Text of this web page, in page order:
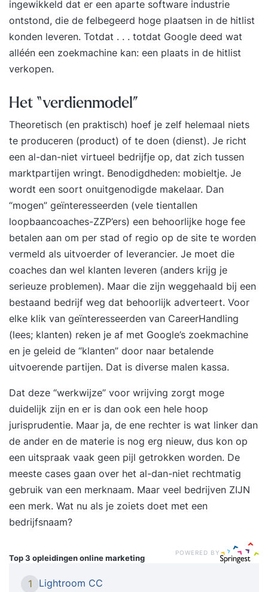
ingewikkeld dat er een aparte software industrie
ontstond, die de felbegeerd hoge plaatsen in de hitlist
konden leveren. Totdat . . . totdat Google deed wat
alléén een zoekmachine kan: een plaats in de hitlist
verkopen.
Het “verdienmodel”
Theoretisch (en praktisch) hoef je zelf helemaal niets
te produceren (product) of te doen (dienst). Je richt
een al-dan-niet virtueel bedrijfje op, dat zich tussen
marktpartijen wringt. Benodigdheden: mobieltje. Je
wordt een soort onuitgenodigde makelaar. Dan
“mogen” geïnteresseerden (vele tientallen
loopbaancoaches-ZZP’ers) een behoorlijke hoge fee
betalen aan om per stad of regio op de site te worden
vermeld als uitvoerder of leverancier. Je moet die
coaches dan wel klanten leveren (anders krijg je
serieuze problemen). Maar die zijn weggehaald bij een
bestaand bedrijf weg dat behoorlijk adverteert. Voor
elke klik van geïnteresseerden van CareerHandling
(lees; klanten) reken je af met Google’s zoekmachine
en je geleid de “klanten” door naar betalende
uitvoerende partijen. Dat is diverse malen kassa.
Dat deze “werkwijze” voor wrijving zorgt moge
duidelijk zijn en er is dan ook een hele hoop
jurisprudentie. Maar ja, de ene rechter is wat linker dan
de ander en de materie is nog erg nieuw, dus kon op
een uitspraak vaak geen pijl getrokken worden. De
meeste cases gaan over het al-dan-niet rechtmatig
gebruik van een merknaam. Maar veel bedrijven ZIJN
een merk. Wat nu als je zoiets doet met een
bedrijfsnaam?
Top 3 opleidingenonline marketing
POWERED BY
1
Lightroom CC